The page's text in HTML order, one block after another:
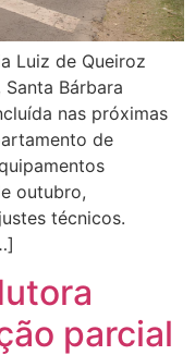
Luiz de Queiroz
Bárbara
nas próximas
de
outubro,
técnicos.
parcial